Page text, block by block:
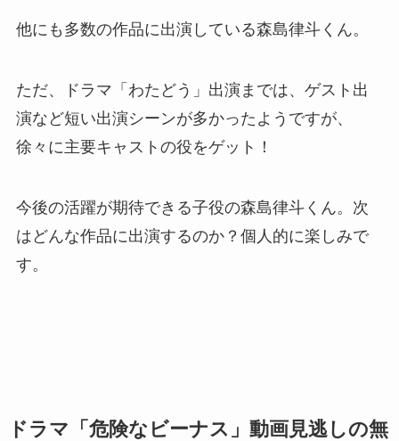
他にも多数の作品に出演している森島律斗くん。
ただ、ドラマ「わたどう」出演までは、ゲスト出
演など短い出演シーンが多かったようですが、
徐々に主要キャストの役をゲット！
今後の活躍が期待できる子役の森島律斗くん。次
はどんな作品に出演するのか？個人的に楽しみで
す。
ドラマ「危険なビーナス」動画見逃しの無